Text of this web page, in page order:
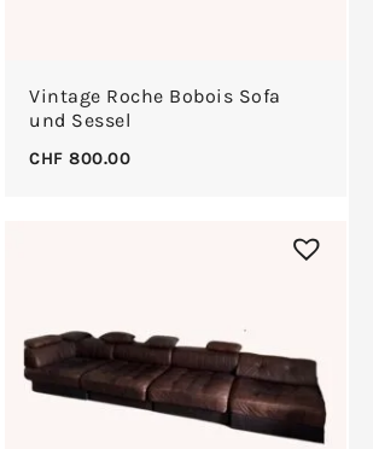
Vintage Roche Bobois Sofa
und Sessel
CHF 800.00